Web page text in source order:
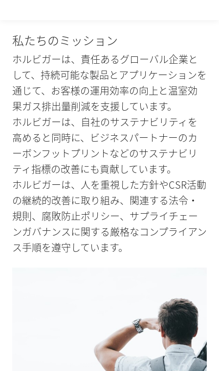
私たちのミッション
ホルビガーは、責任あるグローバル企業と
して、持続可能な製品とアプリケーションを
通じて、お客様の運用効率の向上と温室効
果ガス排出量削減を支援しています。
ホルビガーは、自社のサステナビリティを
高めると同時に、ビジネスパートナーのカ
ーボンフットプリントなどのサステナビリ
ティ指標の改善にも貢献しています。
ホルビガーは、人を重視した方針やCSR活動
の継続的改善に取り組み、関連する法令・
規則、腐敗防止ポリシー、サプライチェー
ンガバナンスに関する厳格なコンプライアン
ス手順を遵守しています。